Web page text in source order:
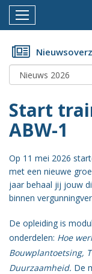
Menu
Home
Nieuws
Documenten
Fotoalbums
Opleidingen
Over
BWT
BMK
Start
ABW-1
Op 11 mei 2026
met een nieuwe
jaar behaal jij jouw
binnen
De opleiding is
onderdelen: Hoe
Bouwplantoetsing,
Duurzaamheid. De